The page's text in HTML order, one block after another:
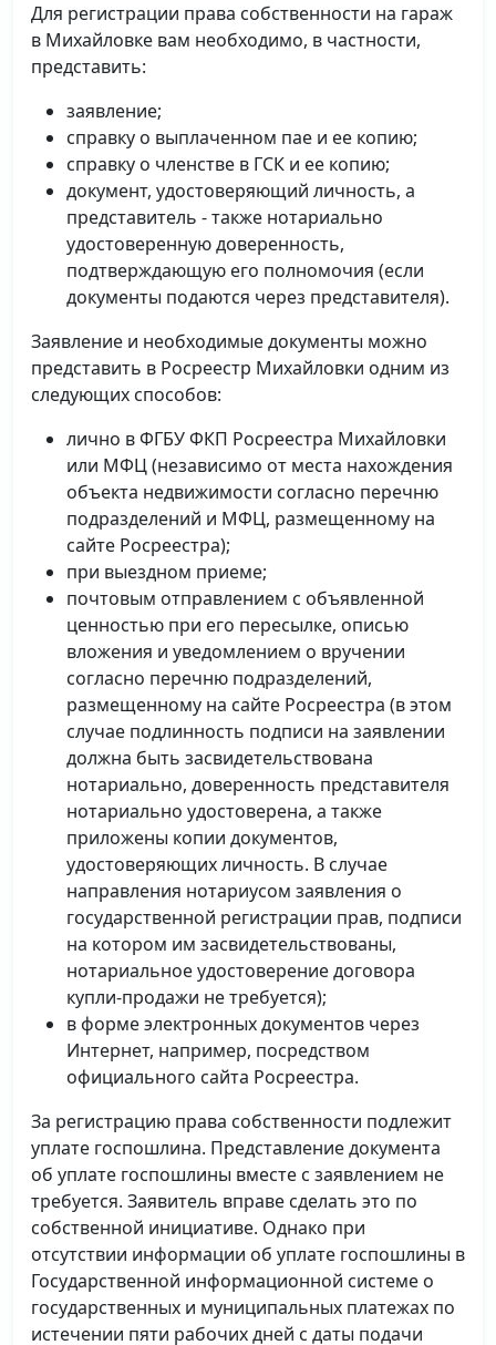
Для регистрации права собственности на гараж
в Михайловке вам необходимо, в частности,
представить:
заявление;
справку о выплаченном пае и ее копию;
справку о членстве в ГСК и ее копию;
документ, удостоверяющий личность, а
представитель - также нотариально
удостоверенную доверенность,
подтверждающую его полномочия (если
документы подаются через представителя).
Заявление и необходимые документы можно
представить в Росреестр Михайловки одним из
следующих способов:
лично в ФГБУ ФКП Росреестра Михайловки
или МФЦ (независимо от места нахождения
объекта недвижимости согласно перечню
подразделений и МФЦ, размещенному на
сайте Росреестра);
при выездном приеме;
почтовым отправлением с объявленной
ценностью при его пересылке, описью
вложения и уведомлением о вручении
согласно перечню подразделений,
размещенному на сайте Росреестра (в этом
случае подлинность подписи на заявлении
должна быть засвидетельствована
нотариально, доверенность представителя
нотариально удостоверена, а также
приложены копии документов,
удостоверяющих личность. В случае
направления нотариусом заявления о
государственной регистрации прав, подписи
на котором им засвидетельствованы,
нотариальное удостоверение договора
купли-продажи не требуется);
в форме электронных документов через
Интернет, например, посредством
официального сайта Росреестра.
За регистрацию права собственности подлежит
уплате госпошлина. Представление документа
об уплате госпошлины вместе с заявлением не
требуется. Заявитель вправе сделать это по
собственной инициативе. Однако при
отсутствии информации об уплате госпошлины в
Государственной информационной системе о
государственных и муниципальных платежах по
истечении пяти рабочих дней с даты подачи